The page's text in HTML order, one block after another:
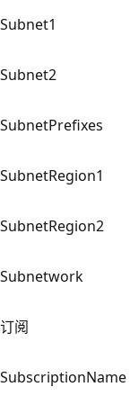
Subnet1
Subnet2
SubnetPrefixes
SubnetRegion1
SubnetRegion2
Subnetwork
订阅
SubscriptionName